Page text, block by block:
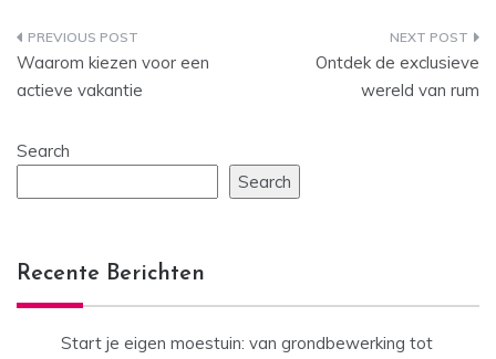
Post
navigation
Waarom kiezen voor een
actieve vakantie
Ontdek de exclusieve
wereld van rum
Search
Search
Recente Berichten
Start je eigen moestuin: van grondbewerking tot